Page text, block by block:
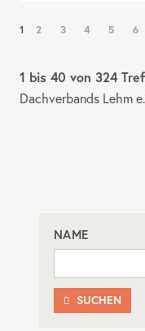
NAV:
1 2 3 4 5 6
1 bis 40 von 324
Dachverbands Lehm
NAME
 SUCHEN